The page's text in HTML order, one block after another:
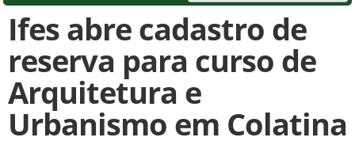
Ifes abre cadastro de
reserva para curso de
Arquitetura e
Urbanismo em Colatina